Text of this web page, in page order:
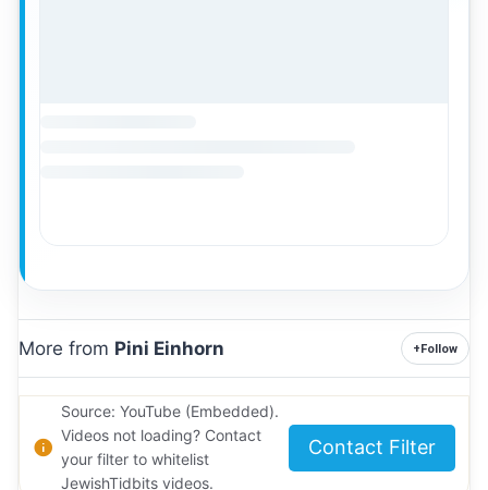
More from Pini Einhorn +Follow
Source: YouTube (Embedded).
Videos not loading? Contact
your filter to whitelist
JewishTidbits videos.
Contact Filter